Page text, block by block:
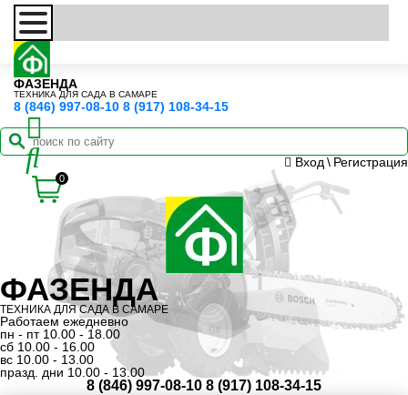
ФАЗЕНДА
ТЕХНИКА ДЛЯ САДА В САМАРЕ
8 (846) 997-08-10 8 (917) 108-34-15
0
Вход \ Регистрация
ФАЗЕНДА
ТЕХНИКА ДЛЯ САДА В САМАРЕ
Работаем ежедневно
пн - пт 10.00 - 18.00
сб 10.00 - 16.00
вс 10.00 - 13.00
празд. дни 10.00 - 13.00
8 (846) 997-08-10 8 (917) 108-34-15